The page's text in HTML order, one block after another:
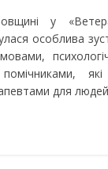
у
особлива
помічниками,
для